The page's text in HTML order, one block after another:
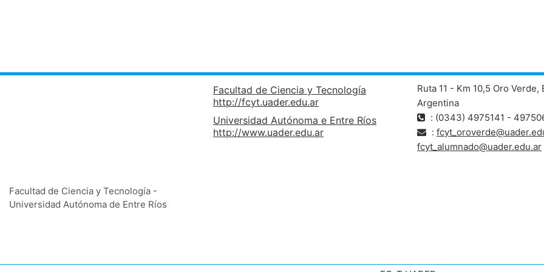
Facultad de Ciencia y Tecnología -
Universidad Autónoma de Entre Ríos
Facultad de Ciencia y Tecnología
http://fcyt.uader.edu.ar
Universidad Autónoma e Entre Ríos
http://www.uader.edu.ar
Ruta 11 - Km 10,5 Oro Verde,
Argentina
: (0343) 4975141 -
:
fcyt_alumnado@uader.edu.ar